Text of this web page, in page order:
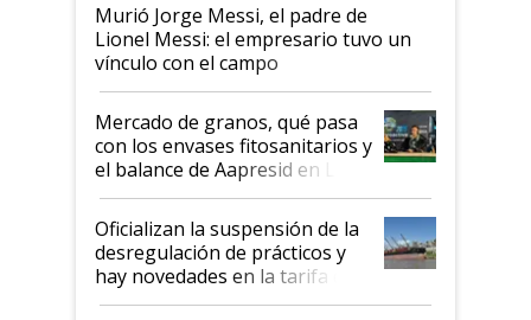
Murió Jorge Messi, el padre de
Lionel Messi: el empresario tuvo un
vínculo con el campo
Mercado de granos, qué pasa
con los envases fitosanitarios y
el balance de Aapresid en La
Posta
Oficializan la suspensión de la
desregulación de prácticos y
hay novedades en la tarifa de
la hidrovía